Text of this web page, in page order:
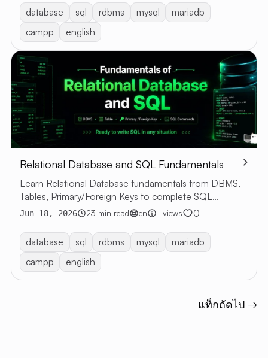
database sql rdbms mysql
mariadb
campp
english
Relational Database and SQL Fundamentals
Learn Relational Database fundamentals from DBMS,
Tables, Primary/Foreign Keys to complete SQL
commands with examples
Jun 18, 2026 23 min read en - views 0
database sql rdbms mysql
mariadb
campp
english
แท็กถัดไป →